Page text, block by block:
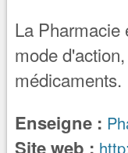
La Pharmacie
mode
médicaments.
Enseigne :
Site web :